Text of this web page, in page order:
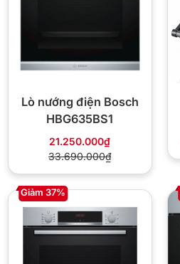
Lò nướng điện Bosch
HBG635BS1
21.250.000₫
33.690.000₫
Giảm 37%